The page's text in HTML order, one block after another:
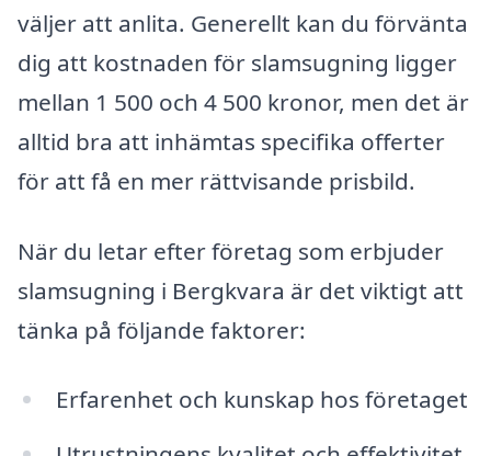
väljer att anlita. Generellt kan du förvänta
dig att kostnaden för slamsugning ligger
mellan 1 500 och 4 500 kronor, men det är
alltid bra att inhämtas specifika offerter
för att få en mer rättvisande prisbild.
När du letar efter företag som erbjuder
slamsugning i Bergkvara är det viktigt att
tänka på följande faktorer:
Erfarenhet och kunskap hos företaget